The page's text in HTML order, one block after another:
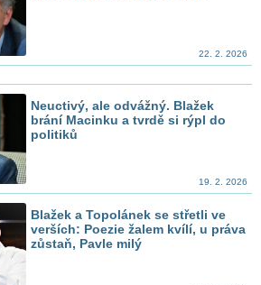
22. 2. 2026
Neuctivý, ale odvážný. Blažek
brání Macinku a tvrdě si rýpl do
politiků
19. 2. 2026
Blažek a Topolánek se střetli ve
verších: Poezie žalem kvílí, u práva
zůstaň, Pavle milý